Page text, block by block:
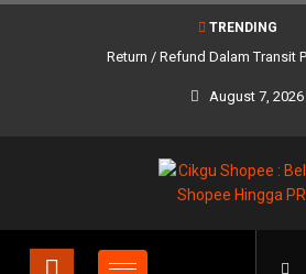
TRENDING
Return / Refund Dalam Transit
August 7, 2026